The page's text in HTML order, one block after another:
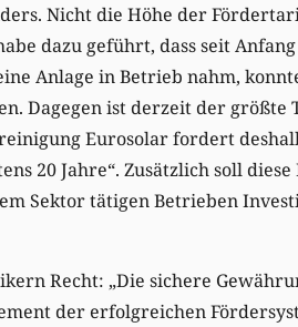
Nicht die Höhe der
dazu geführt, dass seit
Anlage in Betrieb nahm,
Dagegen ist derzeit der größte
Eurosolar fordert
20 Jahre“. Zusätzlich soll diese
Sektor tätigen Betrieben
Recht: „Die sichere
der erfolgreichen